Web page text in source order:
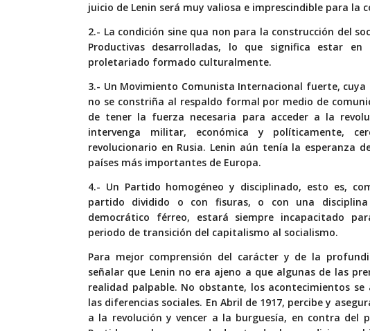
juicio de Lenin será muy valiosa e imprescindible para la
2.- La condición sine qua non para la construcción del
Productivas desarrolladas, lo que significa estar
proletariado formado culturalmente.
3.- Un Movimiento Comunista Internacional fuerte,
no se constriña al respaldo formal por medio de
de tener la fuerza necesaria para acceder a la
intervenga militar, económica y políticamente,
revolucionario en Rusia. Lenin aún tenía la esperanza
países más importantes de Europa.
4.- Un Partido homogéneo y disciplinado, esto es,
partido dividido o con fisuras, o con una
democrático férreo, estará siempre incapacitado
periodo de transición del capitalismo al socialismo.
Para mejor comprensión del carácter y de la
señalar que Lenin no era ajeno a que algunas de las
realidad palpable. No obstante, los acontecimientos
las diferencias sociales. En Abril de 1917, percibe y
a la revolución y vencer a la burguesía, en contra del